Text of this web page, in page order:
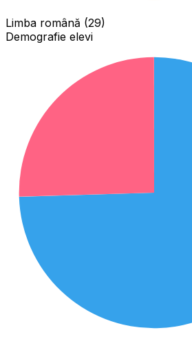
Limba română (29)
Demografie elevi